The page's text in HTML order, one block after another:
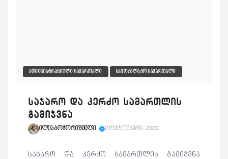
ᲐᲓᲛᲘᲜᲘᲡᲢᲠᲐᲪᲘᲣᲚᲘ ᲡᲐᲛᲐᲠᲗᲐᲚᲘ ᲡᲐᲛᲝᲥᲐᲚᲐᲥᲝ ᲡᲐᲛᲐᲠᲗᲐᲚᲘ
საჯარო და კერძო სამართლის
გამიჯვნა
ილია ბოჭორიშვილი 2 ოქტომბერი, 2023
საჯარო და კერძო სამართლის გამიჯვნა